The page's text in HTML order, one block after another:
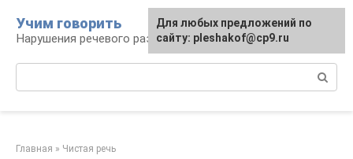
контенту
Учим говорить
Нарушения речевого развития
Главная » Чистая речь
Для любых предложений по
сайту: pleshakof@cp9.ru